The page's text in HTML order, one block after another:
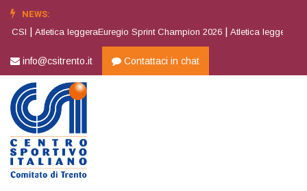
NEWS:
|Atletica leggeraEuregio Sprint Champion 2026 |Atletica leggera2^ Joy
info@csitrento.it Contattaci in chat